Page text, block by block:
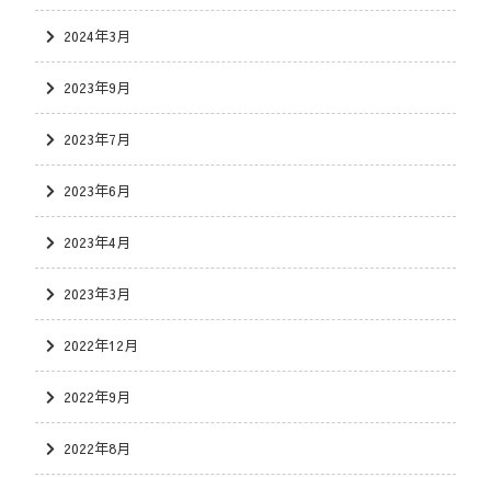
2024年3月
2023年9月
2023年7月
2023年6月
2023年4月
2023年3月
2022年12月
2022年9月
2022年8月